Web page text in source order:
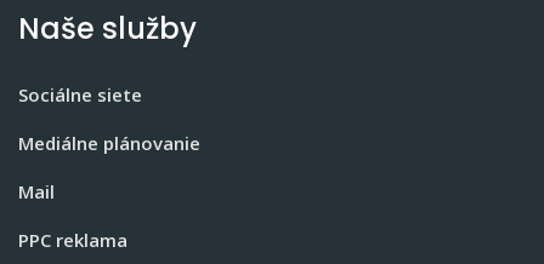
Naše služby
Sociálne siete
Mediálne plánovanie
Mail
PPC reklama